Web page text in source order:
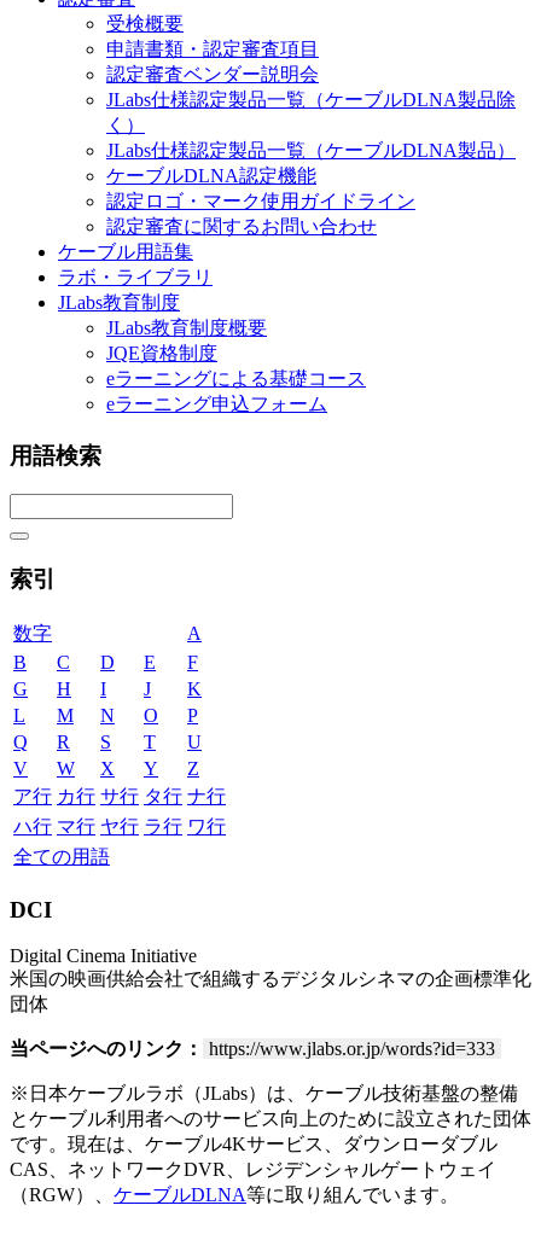
受検概要
申請書類・認定審査項目
認定審査ベンダー説明会
JLabs仕様認定製品一覧（ケーブルDLNA製品除
く）
JLabs仕様認定製品一覧（ケーブルDLNA製品）
ケーブルDLNA認定機能
認定ロゴ・マーク使用ガイドライン
認定審査に関するお問い合わせ
ケーブル用語集
ラボ・ライブラリ
JLabs教育制度
JLabs教育制度概要
JQE資格制度
eラーニングによる基礎コース
eラーニング申込フォーム
用語検索
索引
数字
A
B
C D E
F
G
H I J
K
L
M N O
P
Q
R S T
U
V
W X Y
Z
ア行 カ行 サ行 タ行 ナ行
ハ行 マ行 ヤ行 ラ行 ワ行
全ての用語
DCI
Digital Cinema Initiative
米国の映画供給会社で組織するデジタルシネマの企画標準化
団体
当ページへのリンク： https://www.jlabs.or.jp/words?id=333
※日本ケーブルラボ（JLabs）は、ケーブル技術基盤の整備
とケーブル利用者へのサービス向上のために設立された団体
です。現在は、ケーブル4Kサービス、ダウンローダブル
CAS、ネットワークDVR、レジデンシャルゲートウェイ
（RGW）、 ケーブルDLNA等に取り組んでいます。